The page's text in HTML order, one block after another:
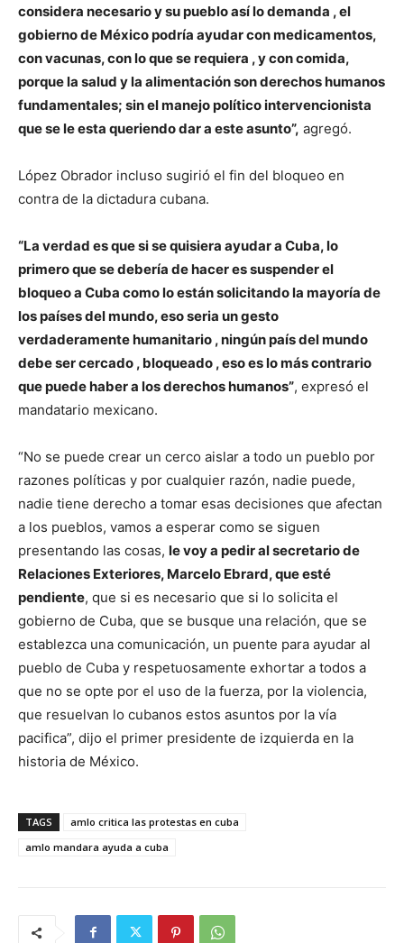
considera necesario y su pueblo así lo demanda , el
gobierno de México podría ayudar con medicamentos,
con vacunas, con lo que se requiera , y con comida,
porque la salud y la alimentación son derechos humanos
fundamentales; sin el manejo político intervencionista
que se le esta queriendo dar a este asunto”, agregó.
López Obrador incluso sugirió el fin del bloqueo en
contra de la dictadura cubana.
“La verdad es que si se quisiera ayudar a Cuba, lo
primero que se debería de hacer es suspender el
bloqueo a Cuba como lo están solicitando la mayoría de
los países del mundo, eso seria un gesto
verdaderamente humanitario , ningún país del mundo
debe ser cercado , bloqueado , eso es lo más contrario
que puede haber a los derechos humanos”, expresó el
mandatario mexicano.
“No se puede crear un cerco aislar a todo un pueblo por
razones políticas y por cualquier razón, nadie puede,
nadie tiene derecho a tomar esas decisiones que afectan
a los pueblos, vamos a esperar como se siguen
presentando las cosas, le voy a pedir al secretario de
Relaciones Exteriores, Marcelo Ebrard, que esté
pendiente, que si es necesario que si lo solicita el
gobierno de Cuba, que se busque una relación, que se
establezca una comunicación, un puente para ayudar al
pueblo de Cuba y respetuosamente exhortar a todos a
que no se opte por el uso de la fuerza, por la violencia,
que resuelvan lo cubanos estos asuntos por la vía
pacifica”, dijo el primer presidente de izquierda en la
historia de México.
TAGS
amlo critica las protestas en cuba
amlo mandara ayuda a cuba